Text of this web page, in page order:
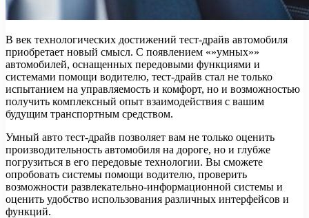
В век технологических достижений тест-драйв автомобиля
приобретает новый смысл. С появлением «»умных»»
автомобилей, оснащенных передовыми функциями и
системами помощи водителю, тест-драйв стал не только
испытанием на управляемость и комфорт, но и возможностью
получить комплексный опыт взаимодействия с вашим
будущим транспортным средством.
Умный авто тест-драйв позволяет вам не только оценить
производительность автомобиля на дороге, но и глубже
погрузиться в его передовые технологии. Вы сможете
опробовать системы помощи водителю, проверить
возможности развлекательно-информационной системы и
оценить удобство использования различных интерфейсов и
функций.